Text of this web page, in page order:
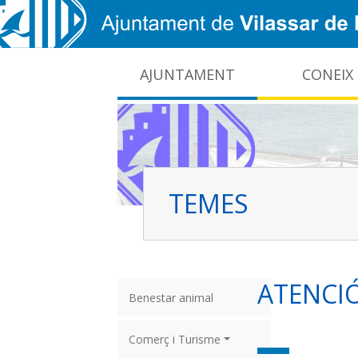
Vés al contingut
AJUNTAMENT CONEIX
TEMES
Benestar animal
Comerç i Turisme